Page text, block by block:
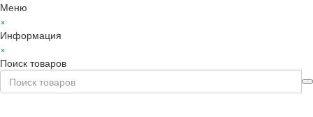
Меню
×
Информация
×
Поиск товаров